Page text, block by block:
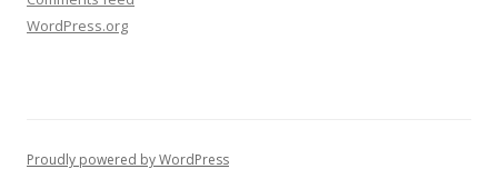
WordPress.org
Proudly powered by WordPress